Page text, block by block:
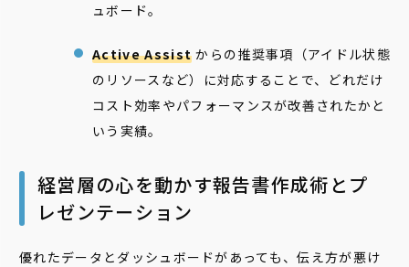
ュボード。
Active Assist からの推奨事項（アイドル状態
のリソースなど）に対応することで、どれだけ
コスト効率やパフォーマンスが改善されたかと
いう実績。
経営層の心を動かす報告書作成術とプ
レゼンテーション
優れたデータとダッシュボードがあっても、伝え方が悪け